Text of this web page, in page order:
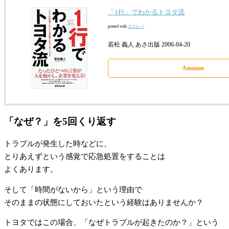
「1行」でわかるトヨタ流
posted with カエレバ
若松 義人 あさ出版 2006-04-20
Amazon
「なぜ？」を5回くり返す
トラブルが発生した時などに、
とりあえずという感覚で応急処置をすることは
よくあります。
そして「時間がないから」という理由で
そのままの状態にしておいたという経験はありませんか？
トヨタではこの場合、「なぜトラブルが起きたのか？」という